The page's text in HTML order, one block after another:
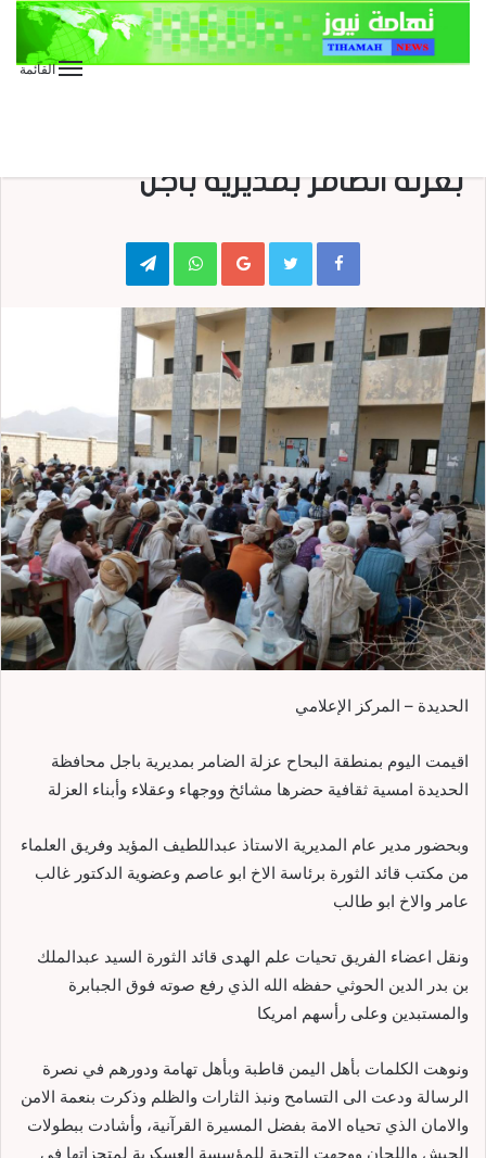
القائمة
بعزلة الضامر بمديرية باجل
Google+
WhatsApp
Telegram
الحديدة – المركز الإعلامي
اقيمت اليوم بمنطقة البحاح عزلة الضامر بمديرية باجل محافظة
الحديدة امسية ثقافية حضرها مشائخ ووجهاء وعقلاء وأبناء العزلة
وبحضور مدير عام المديرية الاستاذ عبداللطيف المؤيد وفريق العلماء
من مكتب قائد الثورة برئاسة الاخ ابو عاصم وعضوية الدكتور غالب
عامر والاخ ابو طالب
ونقل اعضاء الفريق تحيات علم الهدى قائد الثورة السيد عبدالملك
بن بدر الدين الحوثي حفظه الله الذي رفع صوته فوق الجبابرة
والمستبدين وعلى رأسهم امريكا
ونوهت الكلمات بأهل اليمن قاطبة وبأهل تهامة ودورهم في نصرة
الرسالة ودعت الى التسامح ونبذ الثارات والظلم وذكرت بنعمة الامن
والامان الذي تحياه الامة بفضل المسيرة القرآنية، وأشادت ببطولات
الجيش واللجان ووجهت التحية للمؤسسة العسكرية لمتجزاتها في